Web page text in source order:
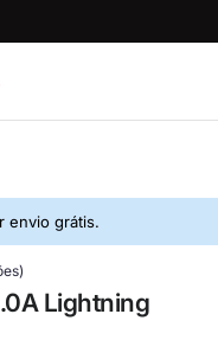
envio grátis.
Lightning